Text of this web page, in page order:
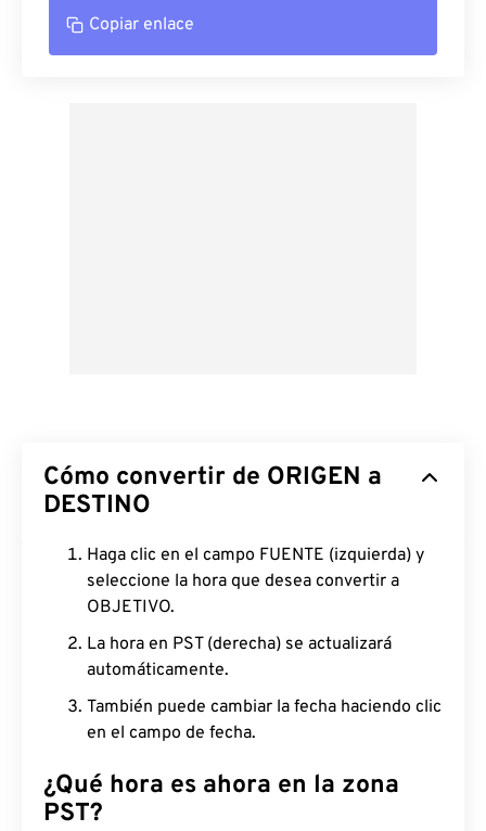
Copiar enlace
Cómo convertir de ORIGEN a
DESTINO
Haga clic en el campo FUENTE (izquierda) y
seleccione la hora que desea convertir a
OBJETIVO.
La hora en PST (derecha) se actualizará
automáticamente.
También puede cambiar la fecha haciendo clic
en el campo de fecha.
¿Qué hora es ahora en la zona
PST?